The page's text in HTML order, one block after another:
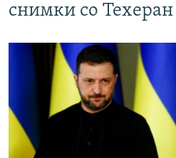
снимки со Техеран